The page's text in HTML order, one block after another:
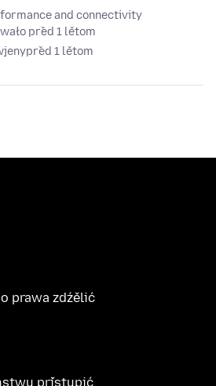
and connectivity
před 1 lětom
před 1 lětom
prawa zdźělić
přistupić